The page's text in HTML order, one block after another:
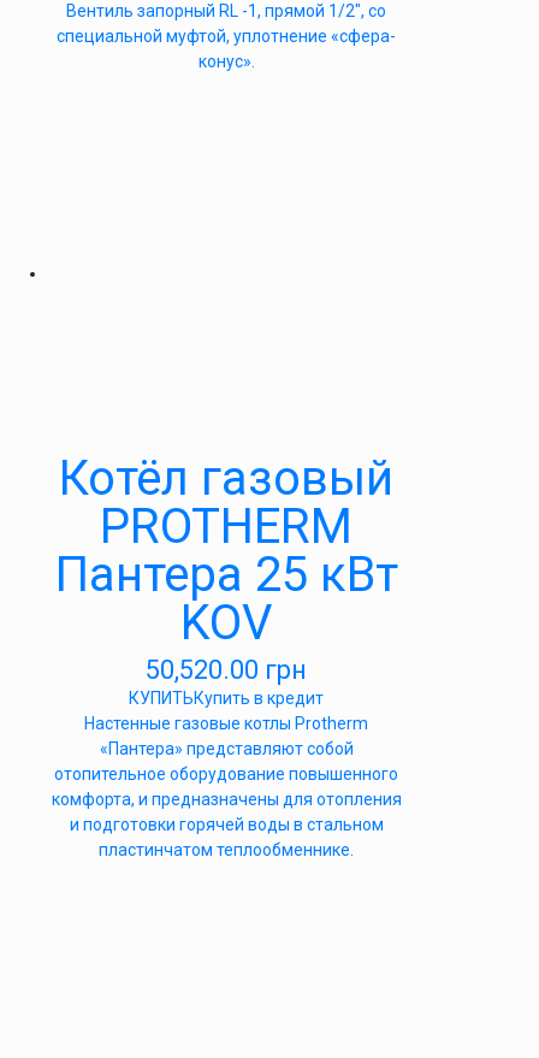
Вентиль запорный RL -1, прямой 1/2″, со
специальной муфтой, уплотнение «сфера-
конус».
Котёл газовый
PROTHERM
Пантера 25 кВт
KOV
50,520.00 грн
КУПИТЬКупить в кредит
Настенные газовые котлы Protherm
«Пантера» представляют собой
отопительное оборудование повышенного
комфорта, и предназначены для отопления
и подготовки горячей воды в стальном
пластинчатом теплообменнике.